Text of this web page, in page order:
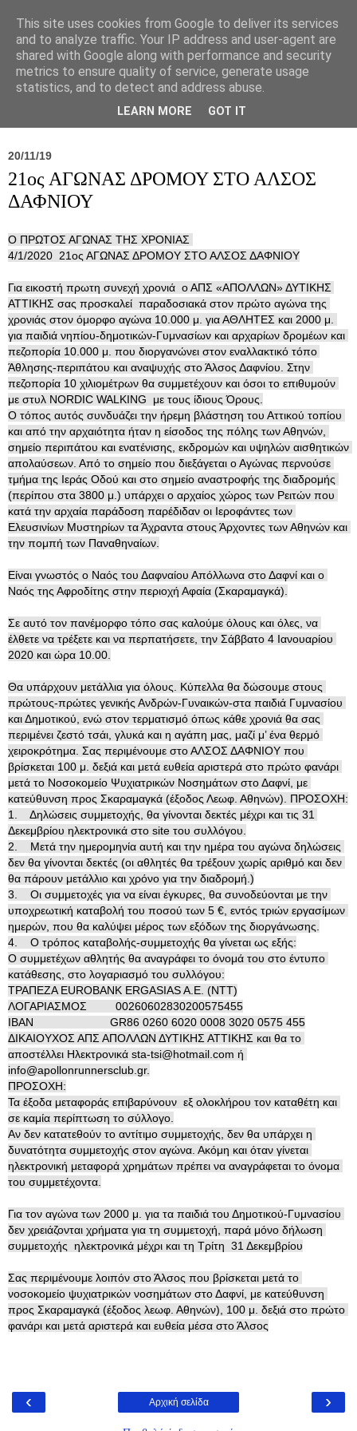
Σύλλογος Ιπποκράτειος
20/11/19
21ος ΑΓΩΝΑΣ ΔΡΟΜΟΥ ΣΤΟ ΑΛΣΟΣ
ΔΑΦΝΙΟΥ
Ο ΠΡΩΤΟΣ ΑΓΩΝΑΣ ΤΗΣ ΧΡΟΝΙΑΣ
Για εικοστή πρωτη συνεχή χρονιά  ο ΑΠΣ «ΑΠΟΛΛΩΝ» ΔΥΤΙΚΗΣ
ΑΤΤΙΚΗΣ σας προσκαλεί  παραδοσιακά στον πρώτο αγώνα της
χρονιάς στον όμορφο αγώνα 10.000 μ. για ΑΘΛΗΤΕΣ και 2000 μ.
για παιδιά νηπίου-δημοτικών-Γυμνασίων και αρ­χαρίων δρομέων και
πεζοπορία 10.000 μ. που διοργανώ­νει στον εναλλακτικό τόπο
Άθλησης-περιπάτου και αναψυχής στο Άλσος Δαφνίου. Στην
πεζοπορία 10 χιλιομέτρων θα συμμετέχουν και όσοι το επιθυμούν
με στυλ NORDIC WALKING  με τους ίδιους Όρους.
Ο τόπος αυτός συνδυάζει την ήρεμη βλάστηση του Αττικού τοπίου
και από την αρχαιότητα ήταν η είσοδος της πόλης των Αθηνών,
σημείο περιπάτου και ενατένισης, εκδρομών και υψηλών αισθητικών
απολαύσεων. Από το ση­μείο που διεξάγεται ο Α­γώ­νας περνούσε
τμήμα της Ιεράς Οδού και στο σημείο αναστροφής της διαδρομής
(περίπου στα 3800 μ.) υπάρχει ο αρχαίος χώρος των Ρειτών που
κατά την αρχαία παράδοση παρέδιδαν οι Ιε­ροφάντες των
Ελευσινίων Μυ­στηρίων τα Άχραντα στους Άρχοντες των Α­θηνών και
την πομπή των Παναθηναίων.
Είναι γνωστός ο Ναός του Δαφναίου Απόλλωνα στο Δαφνί και ο
Ναός της Αφροδίτης στην περιοχή Αφαία (Σκαραμαγκά).
Σε αυτό τον πανέμορφο τόπο σας καλούμε όλους και όλες, να
έλθετε να τρέξετε και να περπατήσετε, την Σάββατο 4 Ιανουαρίου
2020 και ώρα 10.00.
Θα υπάρχουν μετάλλια για όλους. Κύπελλα θα δώσουμε στους
πρώτους-πρώτες γενικής Ανδρών-Γυναικών-στα παιδιά Γυμνασίου
και Δημοτικού, ενώ στον τερματισμό όπως κάθε χρονιά θα σας
περιμένει ζεστό τσάι, γλυκά και η αγάπη μας, μαζί μ’ ένα θερμό
χειροκρότημα. Σας περιμένουμε στο ΑΛΣΟΣ ΔΑΦΝΙΟΥ που
βρίσκεται 100 μ. δεξιά και μετά ευθεία αριστερά στο πρώτο φανάρι
μετά το Νοσοκομείο Ψυχιατρικών Νοσημάτων στο Δαφνί, με
κατεύθυνση προς Σκαραμαγκά (έξοδος Λεωφ. Αθηνών). ΠΡΟΣΟΧΗ:
1.    Δηλώσεις συμμετοχής, θα γίνονται δεκτές μέχρι και τις 31
Δεκεμβρίου ηλεκτρονικά στο site του συλλόγου.
2.    Μετά την ημερομηνία αυτή και την ημέρα του αγώνα δηλώσεις
δεν θα γίνονται δεκτές (οι αθλητές θα τρέξουν χωρίς αριθμό και δεν
θα πάρουν μετάλλιο και χρόνο για την διαδρομή.)
3.    Οι συμμετοχές για να είναι έγκυρες, θα συνοδεύονται με την
υποχρεωτική καταβολή του ποσού των 5 €, εντός τριών εργασίμων
ημερών, που θα καλύψει μέρος των εξόδων της διοργάνωσης.
4.    Ο τρόπος καταβολής-συμμετοχής θα γίνεται ως εξής:
Ο συμμετέχων αθλητής θα αναγράφει το όνομά του στο έντυπο
κατάθεσης, στο λογαριασμό του συλλόγου:
ΤΡΑΠΕZA EUROBANK ERGASIAS A.E. (NTT)
ΛΟΓΑΡΙΑΣΜΟΣ         00260602830200575455
IBAN                        GR86 0260 6020 0008 3020 0575 455
ΔΙΚΑΙΟΥΧΟΣ ΑΠΣ ΑΠΟΛΛΩΝ ΔΥΤΙΚΗΣ ΑΤΤΙΚΗΣ και θα το
αποστέλλει Ηλεκτρονικά sta-tsi@hotmail.com ή
info@apollonrunnersclub.gr.
ΠΡΟΣΟΧΗ:
Τα έξοδα μεταφοράς επιβαρύνουν  εξ ολοκλήρου τον καταθέτη και
σε καμία περίπτωση το σύλλογο.
Αν δεν κατατεθούν το αντίτιμο συμμετοχής, δεν θα υπάρχει η
δυνατότητα συμμετοχής στον αγώνα. Ακόμη και όταν γίνεται
ηλεκτρονική μεταφορά χρημάτων πρέπει να αναγράφεται το όνομα
του συμμετέχοντα.
Για τον αγώνα των 2000 μ. για τα παιδιά του Δημοτικού-Γυμνασίου
δεν χρειάζονται χρήματα για τη συμμετοχή, παρά μόνο δήλωση
συμμετοχής  ηλεκτρονικά μέχρι και τη Τρίτη  31 Δεκεμβρίου
Σας περιμένουμε λοιπόν στο Άλσος που βρίσκεται μετά το
νοσοκομείο ψυχιατρικών νοσημάτων στο Δαφνί, με κατεύθυνση
προς Σκαραμαγκά (έξοδος λεωφ. Αθηνών), 100 μ. δεξιά στο πρώτο
φανάρι και μετά αριστερά και ευθεία μέσα στο Άλσος
‹ ›
Αρχική σελίδα
This site uses cookies from Google to deliver its services
and to analyze traffic. Your IP address and user-agent are
shared with Google along with performance and security
metrics to ensure quality of service, generate usage
statistics, and to detect and address abuse.
LEARN MORE GOT IT